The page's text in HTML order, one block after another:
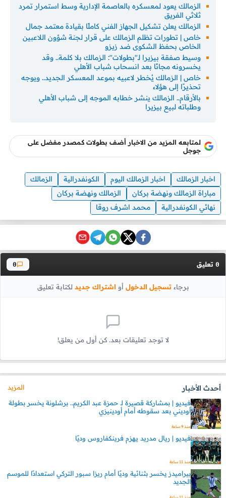
الزمالك يعود لمعسكره بالعاصمة الإدارية وسط استمرار تمرد
ثلاثي الفريق
الزمالك يعلن تشكيل الجهاز الفني كاملًا بقيادة معتمد جمال
خاص | تطورات تظلم الزمالك على قرار لجنة شؤون اللاعبين
الخاص بحفظ الشكوى ضد زيزو
وسيط صفقة بيزيرا لـ"بطولات": الزمالك بلا كلمة.. وقد
يخسرونه مجانًا بعد انسحاب شباب الأهلي
خاص | الزمالك يُخطر لاعبيه بموعد المعسكر الجديد.. ويوجه
تحذيرًا إلى هؤلاء
بالأرقام.. الزمالك ينشر خطابه الموجه إلى شباب الأهلي
وطلباته لبيع بيزيرا
لمتابعه المزيد من الاخبار أضف بطولات كمصدر مفضل على
جوجل
اخبار الزمالك اخبار الزمالك اليوم الكونفدرالية
الزمالك
مباراة الزمالك ونهضة بركان
الزمالك ونهضة بركان
نهائي الكونفدرالية
محمد اشرف روقا
0 تعليق 0
برجاءتسجيل الدخول أواشتراك جديد لكتابة تعليق
لا توجد تعليقات بعد. كن أول من يعلق!
أحدث الأخبار
المزيد
فيديو | بمشاركة قصيرة لـ حمزة عبد الكريم.. برشلونة يخسر بطولة
أوديني بعد سقوطه أمام أودينيزي
منذ 9 ساعة
فيديو | ريال مدريد يهزم فرينكفاروس وديًا
منذ 11 ساعة
بيراميدز يخسر بثنائية وديًا أمام ريزا سبور التركي استعدادًا للموسم
الجديد
منذ 11 ساعة